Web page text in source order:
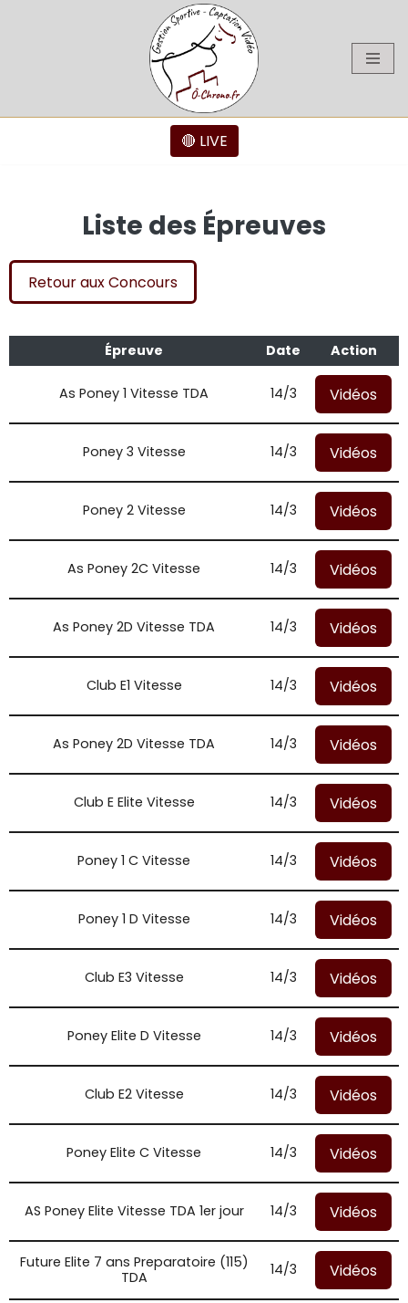
🔴 LIVE
Liste des Épreuves
Retour aux Concours
Épreuve Date Action
As Poney 1 Vitesse TDA 14/3 Vidéos
Poney 3 Vitesse 14/3 Vidéos
Poney 2 Vitesse 14/3 Vidéos
As Poney 2C Vitesse 14/3 Vidéos
As Poney 2D Vitesse TDA 14/3 Vidéos
Club E1 Vitesse 14/3 Vidéos
As Poney 2D Vitesse TDA 14/3 Vidéos
Club E Elite Vitesse 14/3 Vidéos
Poney 1 C Vitesse 14/3 Vidéos
Poney 1 D Vitesse 14/3 Vidéos
Club E3 Vitesse 14/3 Vidéos
Poney Elite D Vitesse 14/3 Vidéos
Club E2 Vitesse 14/3 Vidéos
Poney Elite C Vitesse 14/3 Vidéos
AS Poney Elite Vitesse TDA 1er jour 14/3 Vidéos
Future Elite 7 ans Preparatoire (115)
TDA
14/3 Vidéos